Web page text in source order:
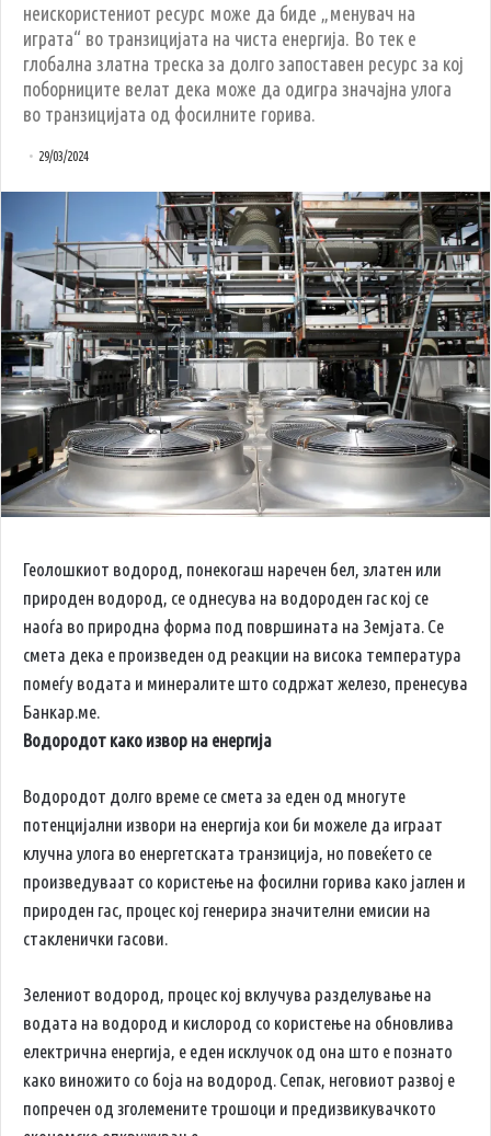
неискористениот ресурс може да биде „менувач на
играта“ во транзицијата на чиста енергија. Во тек е
глобална златна треска за долго запоставен ресурс за кој
поборниците велат дека може да одигра значајна улога
во транзицијата од фосилните горива.
29/03/2024
Геолошкиот водород, понекогаш наречен бел, златен или
природен водород, се однесува на водороден гас кој се
наоѓа во природна форма под површината на Земјата. Се
смета дека е произведен од реакции на висока температура
помеѓу водата и минералите што содржат железо, пренесува
Банкар.ме.
Водородот како извор на енергија
Водородот долго време се смета за еден од многуте
потенцијални извори на енергија кои би можеле да играат
клучна улога во енергетската транзиција, но повеќето се
произведуваат со користење на фосилни горива како јаглен и
природен гас, процес кој генерира значителни емисии на
стакленички гасови.
Зелениот водород, процес кој вклучува разделување на
водата на водород и кислород со користење на обновлива
електрична енергија, е еден исклучок од она што е познато
како виножито со боја на водород. Сепак, неговиот развој е
попречен од зголемените трошоци и предизвикувачкото